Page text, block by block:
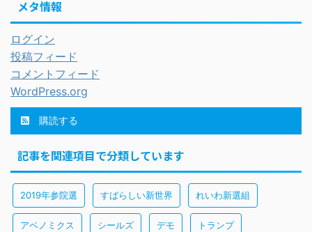
メタ情報
ログイン
投稿フィード
コメントフィード
WordPress.org
購読する
記事を関連項目で分類しています
2019年参院選 すばらしい新世界 れいわ新選組
アベノミクス シールズ デモ トランプ